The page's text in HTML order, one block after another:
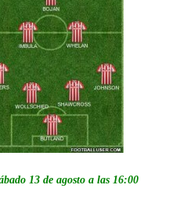
13 de agosto a las 16:00